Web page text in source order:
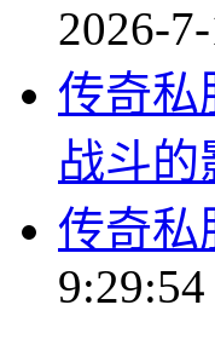
2026-
传奇私
战斗的
传奇私
9:29:54